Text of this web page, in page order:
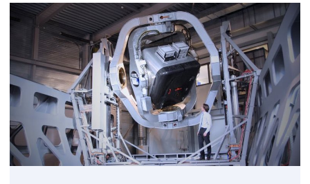
op)
60
resultaten,
getoond
6
t/m
10